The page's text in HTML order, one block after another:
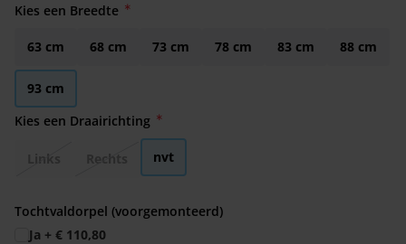
Kies een Breedte
63 cm 68 cm 73 cm 78 cm 83 cm 88 cm
93 cm
Kies een Draairichting
nvt
Tochtvaldorpel (voorgemonteerd)
Ja + € 110,80